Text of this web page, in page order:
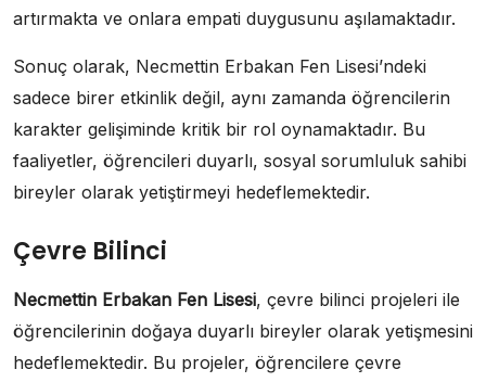
artırmakta ve onlara empati duygusunu aşılamaktadır.
Sonuç olarak, Necmettin Erbakan Fen Lisesi’ndeki
sadece birer etkinlik değil, aynı zamanda öğrencilerin
karakter gelişiminde kritik bir rol oynamaktadır. Bu
faaliyetler, öğrencileri duyarlı, sosyal sorumluluk sahibi
bireyler olarak yetiştirmeyi hedeflemektedir.
Çevre Bilinci
Necmettin Erbakan Fen Lisesi, çevre bilinci projeleri ile
öğrencilerinin doğaya duyarlı bireyler olarak yetişmesini
hedeflemektedir. Bu projeler, öğrencilere çevre